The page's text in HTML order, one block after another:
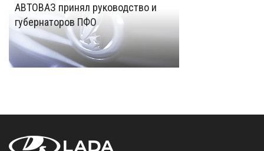
АВТОВАЗ принял руководство и
губернаторов ПФО